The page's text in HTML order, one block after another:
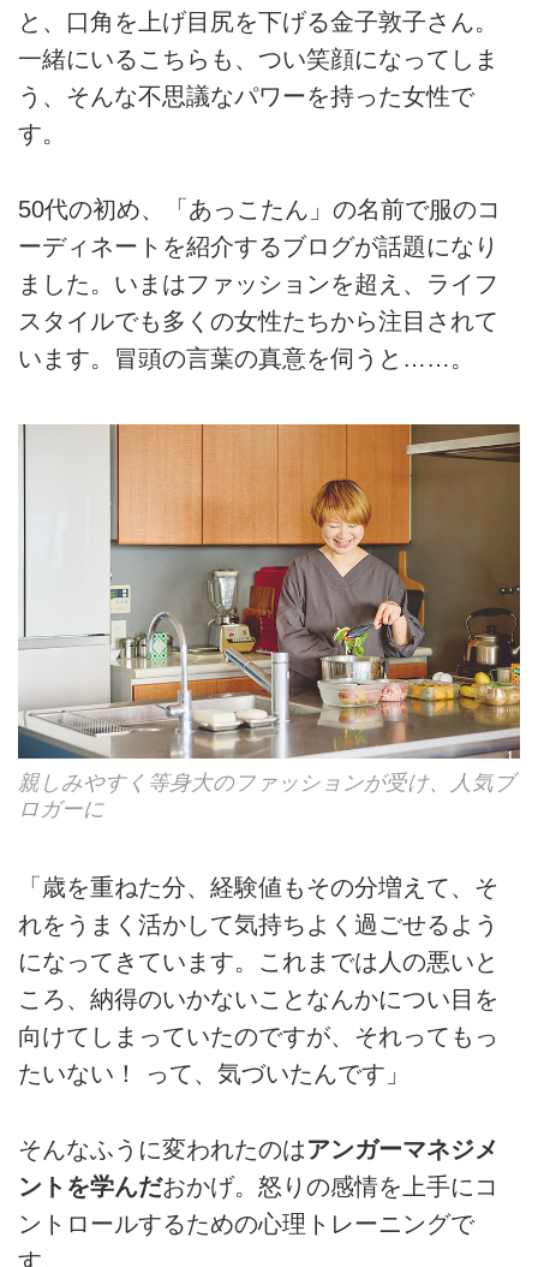
と、口角を上げ目尻を下げる金子敦子さん。
一緒にいるこちらも、つい笑顔になってしま
う、そんな不思議なパワーを持った女性で
す。
50代の初め、「あっこたん」の名前で服のコ
ーディネートを紹介するブログが話題になり
ました。いまはファッションを超え、ライフ
スタイルでも多くの女性たちから注目されて
います。冒頭の言葉の真意を伺うと……。
親しみやすく等身大のファッションが受け、人気ブ
ロガーに
「歳を重ねた分、経験値もその分増えて、そ
れをうまく活かして気持ちよく過ごせるよう
になってきています。これまでは人の悪いと
ころ、納得のいかないことなんかについ目を
向けてしまっていたのですが、それってもっ
たいない！ って、気づいたんです」
そんなふうに変われたのはアンガーマネジメ
ントを学んだおかげ。怒りの感情を上手にコ
ントロールするための心理トレーニングで
す。